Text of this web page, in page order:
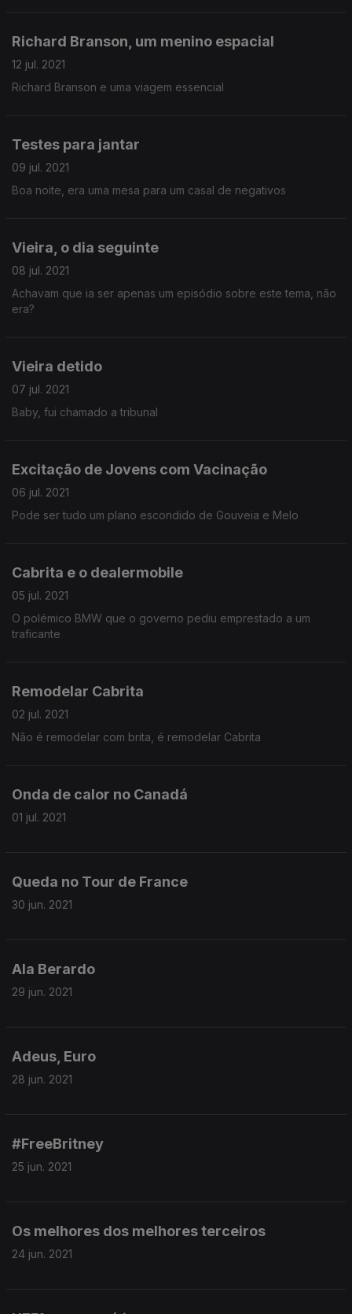
Richard Branson, um menino espacial
12 jul. 2021
Richard Branson e uma viagem essencial
Testes para jantar
09 jul. 2021
Boa noite, era uma mesa para um casal de negativos
Vieira, o dia seguinte
08 jul. 2021
Achavam que ia ser apenas um episódio sobre este tema, não
era?
Vieira detido
07 jul. 2021
Baby, fui chamado a tribunal
Excitação de Jovens com Vacinação
06 jul. 2021
Pode ser tudo um plano escondido de Gouveia e Melo
Cabrita e o dealermobile
05 jul. 2021
O polémico BMW que o governo pediu emprestado a um
traficante
Remodelar Cabrita
02 jul. 2021
Não é remodelar com brita, é remodelar Cabrita
Onda de calor no Canadá
01 jul. 2021
Queda no Tour de France
30 jun. 2021
Ala Berardo
29 jun. 2021
Adeus, Euro
28 jun. 2021
#FreeBritney
25 jun. 2021
Os melhores dos melhores terceiros
24 jun. 2021